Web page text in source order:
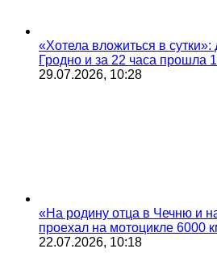
«Хотела вложиться в
Гродно и за 22 часа прошла
29.07.2026, 10:28
«На родину отца в Чечню и
проехал на мотоцикле 6000
22.07.2026, 10:18